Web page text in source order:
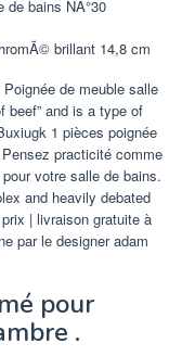
brillant 14,8 cm
de meuble salle
beef” and is a type of
1 pièces poignée
practicité comme
votre salle de bains.
and heavily debated
| livraison gratuite à
par le designer adam
pour
.